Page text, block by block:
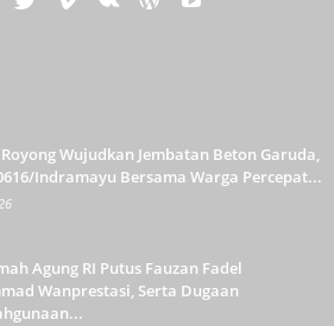
Wujudkan Jembatan Beton Garuda,
Indramayu Bersama Warga Percepat...
Agung RI Putus Fauzan Fadel
Wanprestasi, Serta Dugaan